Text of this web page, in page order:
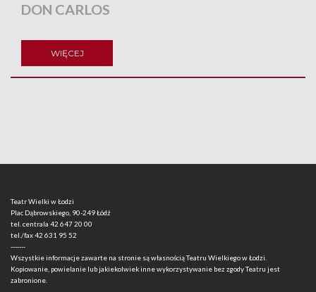
DON CARLOS
WIĘCEJ
Teatr Wielki w Łodzi
Plac Dąbrowskiego, 90-249 Łódź
tel. centrala 42 647 20 00
tel./fax42 631 95 52
-------
Wszystkie informacje zawarte na stronie są własnością Teatru Wielkiego w Łodzi.
Kopiowanie, powielanie lub jakiekolwiek inne wykorzystywanie bez zgody Teatru jest
zabronione.